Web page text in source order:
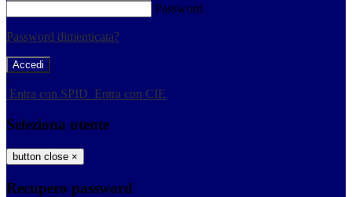
Password
Password dimenticata?
-
Entra con SPID Entra con CIE
Seleziona utente
button close ×
Recupero password